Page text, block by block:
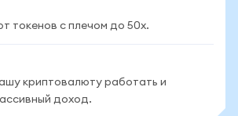
токенов с плечом до 50x.
криптовалюту работать и
доход.